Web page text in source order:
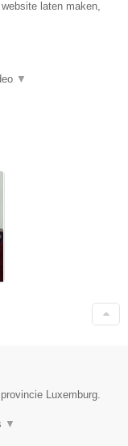
laten maken,
▼
Luxemburg.
▼